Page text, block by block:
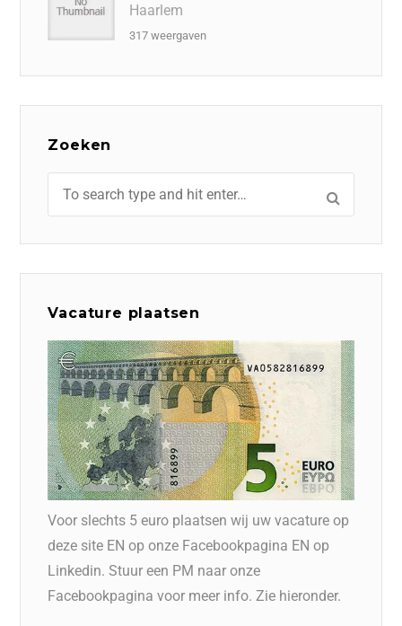
Haarlem
317 weergaven
Zoeken
Vacature plaatsen
Voor slechts 5 euro plaatsen wij uw vacature op
deze site EN op onze Facebookpagina EN op
Linkedin. Stuur een PM naar onze
Facebookpagina voor meer info. Zie hieronder.